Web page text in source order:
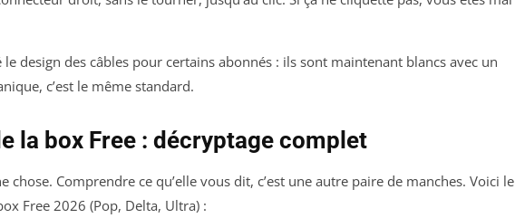
le design des câbles pour certains abonnés : ils sont maintenant blancs avec un
c’est le même standard.
la box Free : décryptage complet
chose. Comprendre ce qu’elle vous dit, c’est une autre paire de manches. Voici le
Free 2026 (Pop, Delta, Ultra) :